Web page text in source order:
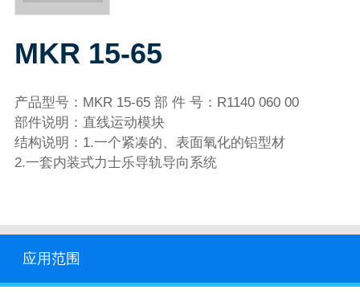
MKR 15-65
产品型号：MKR 15-65 部 件 号：R1140 060 00
部件说明：直线运动模块
结构说明：1.一个紧凑的、表面氧化的铝型材
2.一套内装式力士乐导轨导向系统
应用范围